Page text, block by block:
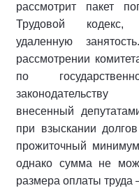
рассмотрит пакет
Трудовой кодекс,
удаленную
рассмотрении
по
законодательству
внесенный
при взыскании
прожиточный
однако сумма не
размера оплаты труда